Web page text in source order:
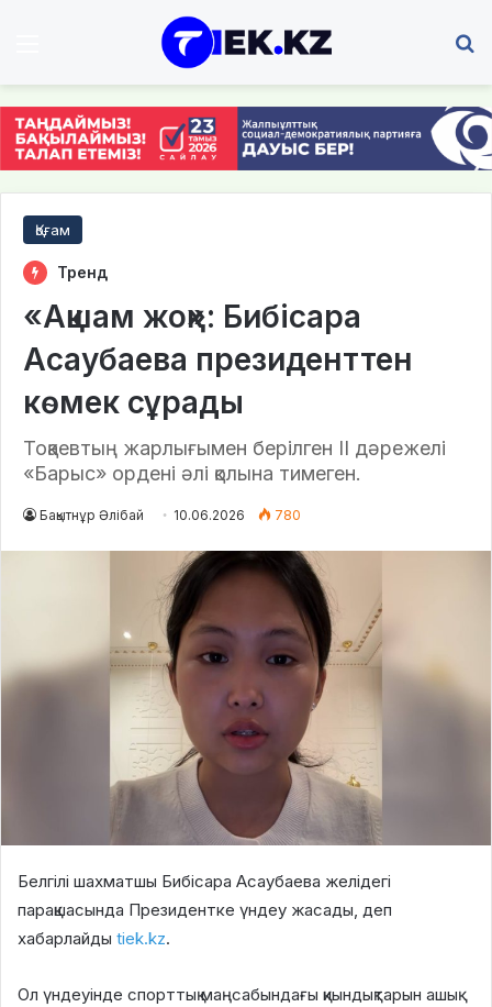
Қоғам
Тренд
«Ақшам жоқ»: Бибісара
Асаубаева президенттен
көмек сұрады
Тоқаевтың жарлығымен берілген II дәрежелі
«Барыс» ордені әлі қолына тимеген.
Бақытнұр Әлібай 10.06.2026 780
Белгілі шахматшы Бибісара Асаубаева желідегі
парақшасында Президентке үндеу жасады, деп
хабарлайды tiek.kz.
Ол үндеуінде спорттық маңсабындағы қиындықтарын ашық